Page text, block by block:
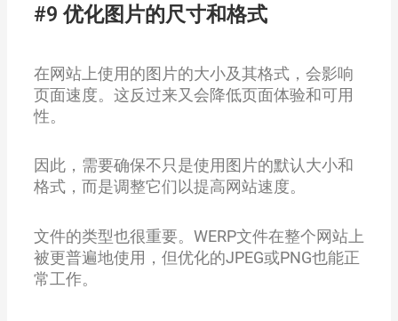
#9 优化图片的尺寸和格式
在网站上使用的图片的大小及其格式，会影响
页面速度。这反过来又会降低页面体验和可用
性。
因此，需要确保不只是使用图片的默认大小和
格式，而是调整它们以提高网站速度。
文件的类型也很重要。WERP文件在整个网站上
被更普遍地使用，但优化的JPEG或PNG也能正
常工作。